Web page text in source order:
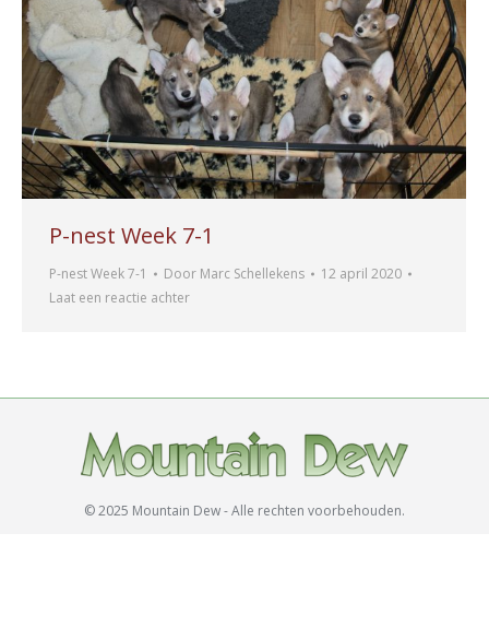
P-nest Week 7-1
P-nest Week 7-1 Door Marc Schellekens
12 april 2020
Laat een reactie achter
© 2025 Mountain Dew - Alle rechten voorbehouden.